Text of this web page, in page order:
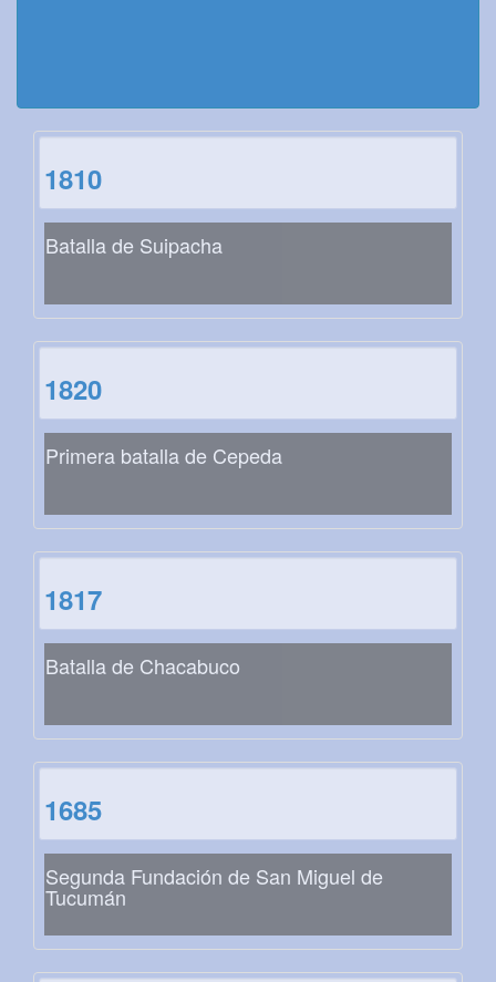
1810
Batalla de Suipacha
1820
Primera batalla de Cepeda
1817
Batalla de Chacabuco
1685
Segunda Fundación de San Miguel de
Tucumán